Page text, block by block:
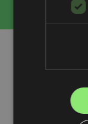
Ik sta
Jurgen Krijnen